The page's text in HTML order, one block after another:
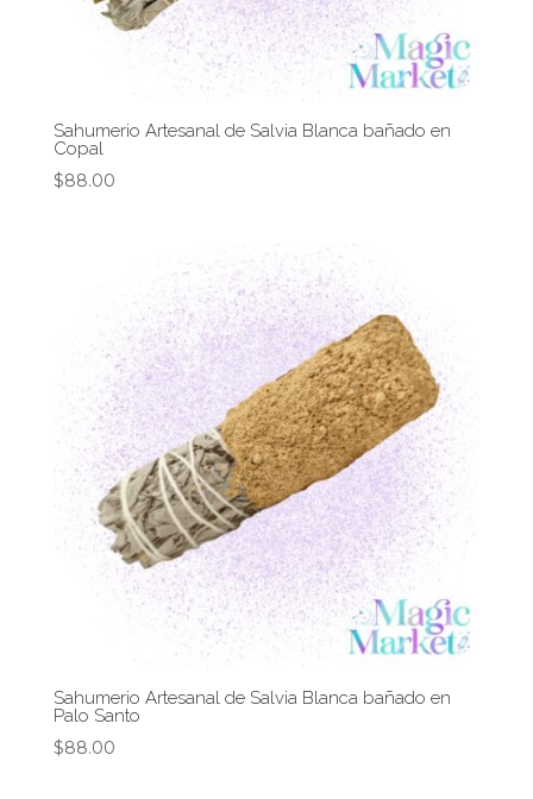
Sahumerio Artesanal de Salvia Blanca bañado en
Copal
$88.00
Sahumerio Artesanal de Salvia Blanca bañado en
Palo Santo
$88.00